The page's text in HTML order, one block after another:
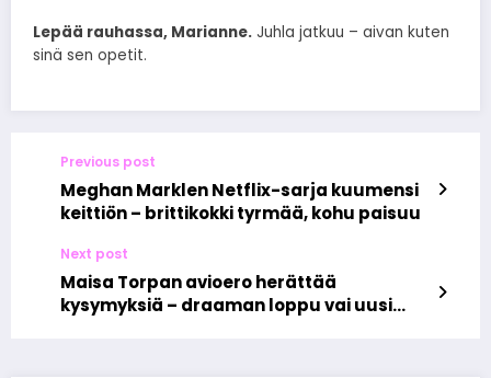
Lepää rauhassa, Marianne. Juhla jatkuu – aivan kuten
sinä sen opetit.
Previous post
Meghan Marklen Netflix-sarja kuumensi
keittiön – brittikokki tyrmää, kohu paisuu
Next post
Maisa Torpan avioero herättää
kysymyksiä – draaman loppu vai uusi